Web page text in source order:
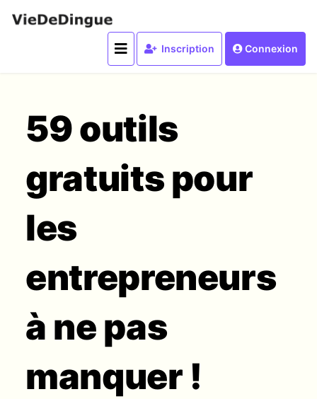
Inscription Connexion
59 outils
gratuits pour
les
entrepreneurs
à ne pas
manquer !